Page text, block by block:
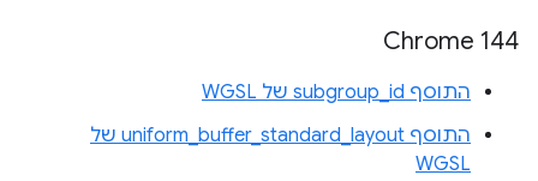
Chrome 144
התוסף subgroup_id של WGSL
התוסף uniform_buffer_standard_layout של
WGSL